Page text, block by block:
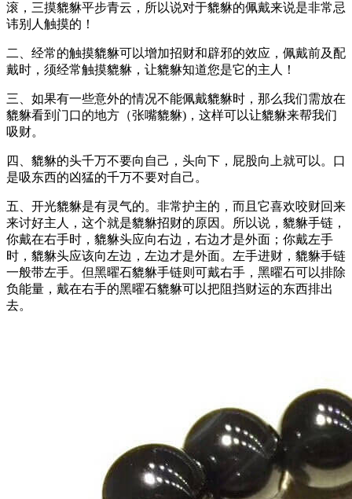
滚，三摸貔貅平步青云，所以说对于貔貅的佩戴来说是非常忌
讳别人触摸的！
二、经常的触摸貔貅可以增加招财和辟邪的效应，佩戴前及配
戴时，须经常触摸貔貅，让貔貅知道您是它的主人！
三、如果有一些意外的情况不能佩戴貔貅时，那么我们需放在
貔貅看到门口的地方（张嘴貔貅)，这样可以让貔貅来帮我们
吸财。
四、貔貅的头千万不要向自己，头向下，屁股向上就可以。口
是吸东西的凶猛的千万不要对自己。
五、开光貔貅是有灵气的。非常护主的，而且它喜欢咬财回来
来讨好主人，这个就是貔貅招财的原因。所以说，貔貅手链，
你戴在右手时，貔貅头应向右边，右边才是外面；你戴左手
时，貔貅头应该向左边，左边才是外面。左手进财，貔貅手链
一般带左手。但黑曜石貔貅手链则可戴右手，黑曜石可以排除
负能量，戴在右手的黑曜石貔貅可以把阻挡财运的东西排出
去。